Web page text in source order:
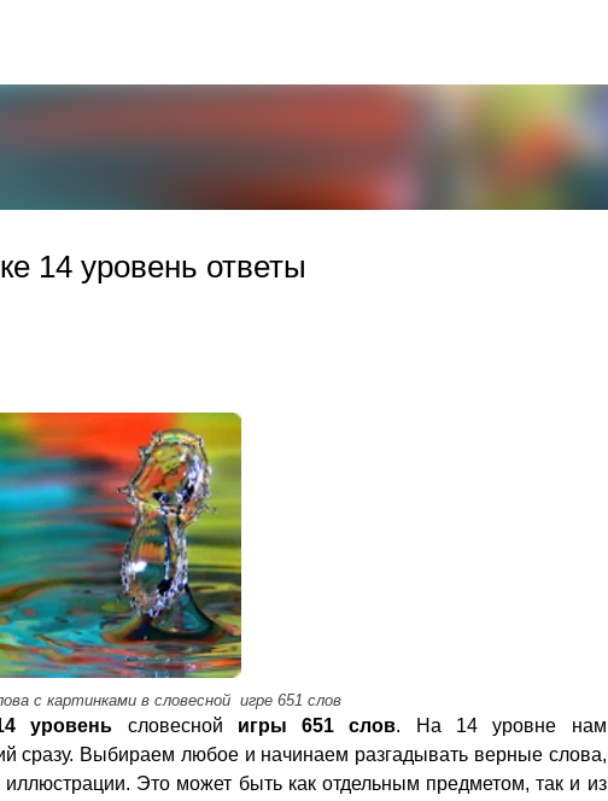
14 уровень ответы
с картинками в словесной игре 651 слов
уровень словесной игры 651 слов. На 14 уровне нам
сразу. Выбираем любое и начинаем разгадывать верные слова,
Это может быть как отдельным предметом, так и из